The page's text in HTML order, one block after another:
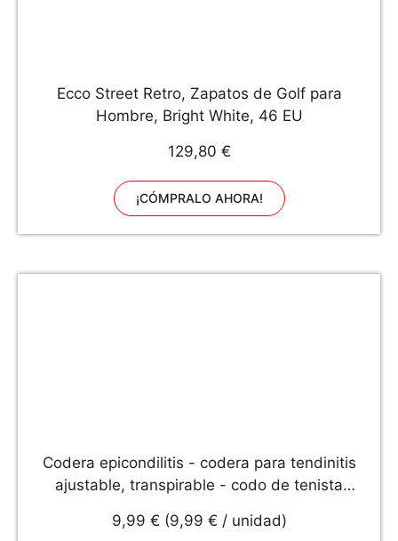
Ecco Street Retro, Zapatos de Golf para
Hombre, Bright White, 46 EU
129,80 €
¡CÓMPRALO AHORA!
Codera epicondilitis - codera para tendinitis
ajustable, transpirable - codo de tenista
deportiva - codera con estabilizadores para
9,99 € (9,99 € / unidad)